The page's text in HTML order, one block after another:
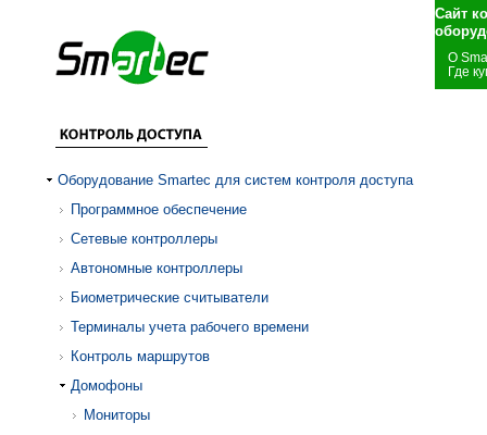
Сайт
О
Где
Оборудование Smartec для систем контроля доступа
Программное обеспечение
Сетевые контроллеры
Автономные контроллеры
Биометрические считыватели
Терминалы учета рабочего времени
Контроль маршрутов
Домофоны
Мониторы